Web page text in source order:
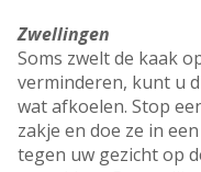
Zwellingen
Soms zwelt de kaak
verminderen, kunt u
wat afkoelen. Stop
zakje en doe ze in
tegen uw gezicht op